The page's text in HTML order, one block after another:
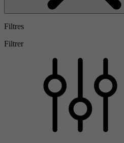
Filtres
Filtrer